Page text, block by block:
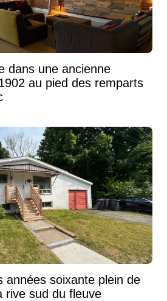
dans une ancienne
au pied des remparts
années soixante plein de
rive sud du fleuve